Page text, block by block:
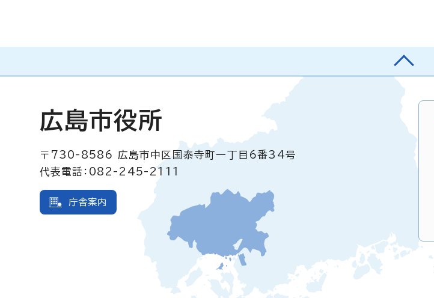
広島市役所
〒730-8586
広島市中区国泰寺町一丁目6番34号
代表電話：082-245-2111
庁舎案内